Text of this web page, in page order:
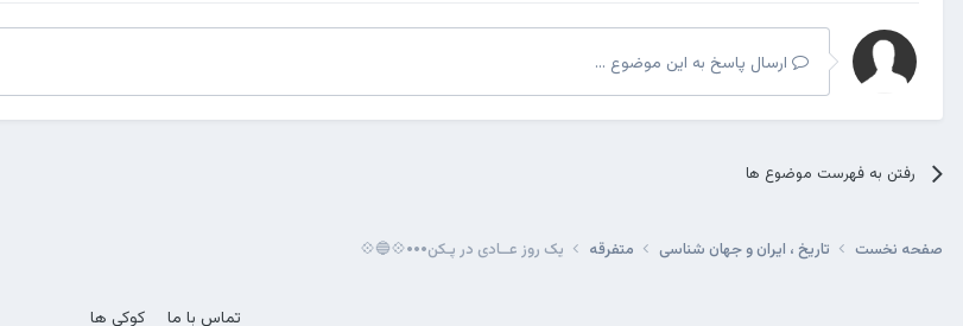
ارسال پاسخ به این موضوع ...
رفتن به فهرست موضوع ها
صفحه نخست تاریخ ، ایران و جهان شناسی متفرقه یک روز عــادی در پـکن•••💠🔵💠
تماس با ما کوکی ها